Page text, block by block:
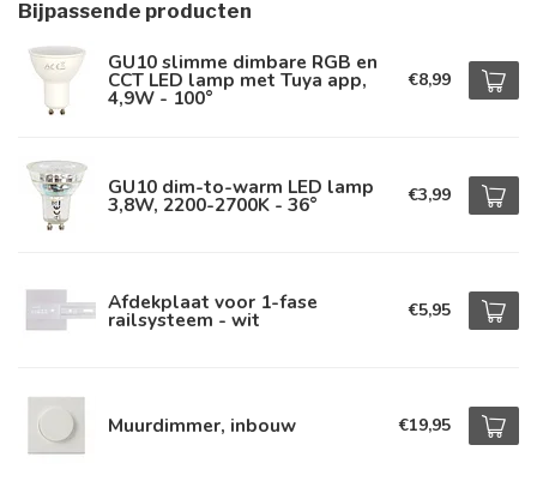
Bijpassende producten
GU10 slimme dimbare RGB en
CCT LED lamp met Tuya app,
4,9W - 100°
€8,99
GU10 dim-to-warm LED lamp
3,8W, 2200-2700K - 36° €3,99
Afdekplaat voor 1-fase
railsysteem - wit €5,95
Muurdimmer, inbouw €19,95